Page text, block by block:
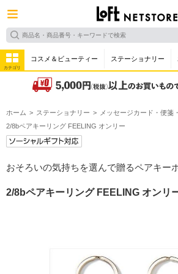
カテゴリ
コスメ＆ビューティー ステーショナリー
ホーム ステーショナリー メッセージカード・便箋
2/8bペアキーリング FEELING オンリー
おそろいの気持ちを選んで贈るペアキー
2/8bペアキーリング FEELING オンリ